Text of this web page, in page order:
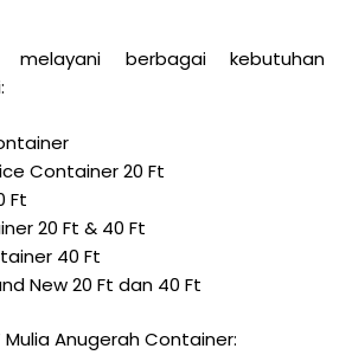
melayani berbagai kebutuhan
Container 20 Ft
Ft
20 Ft & 40 Ft
40 Ft
New 20 Ft dan 40 Ft
Anugerah Container: